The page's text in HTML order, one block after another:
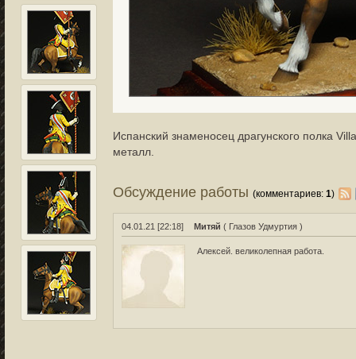
Испанский знаменосец драгунского полка
металл.
Обсуждение работы(комментариев:1)
04.01.21 [22:18] Митяй ( Глазов Удмуртия )
Алексей. великолепная работа.